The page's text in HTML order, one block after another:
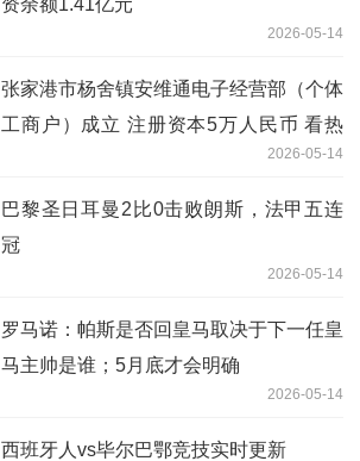
2026-05-14
张家港市杨舍镇安维通电子经营部（个体
工商户）成立 注册资本5万人民币 看热
2026-05-14
巴黎圣日耳曼2比0击败朗斯，法甲五连
冠
2026-05-14
罗马诺：帕斯是否回皇马取决于下一任皇
马主帅是谁；5月底才会明确
2026-05-14
西班牙人vs毕尔巴鄂竞技实时更新